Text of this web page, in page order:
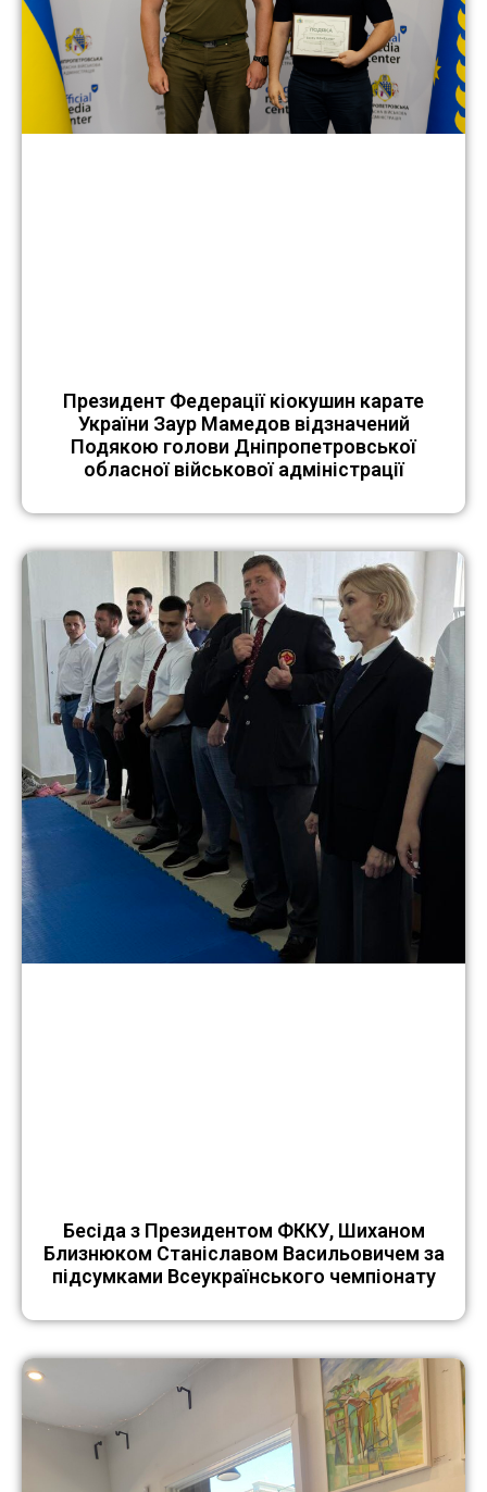
Президент Федерації кіокушин карате
України Заур Мамедов відзначений
Подякою голови Дніпропетровської
обласної військової адміністрації
Бесіда з Президентом ФККУ, Шиханом
Близнюком Станіславом Васильовичем за
підсумками Всеукраїнського чемпіонату